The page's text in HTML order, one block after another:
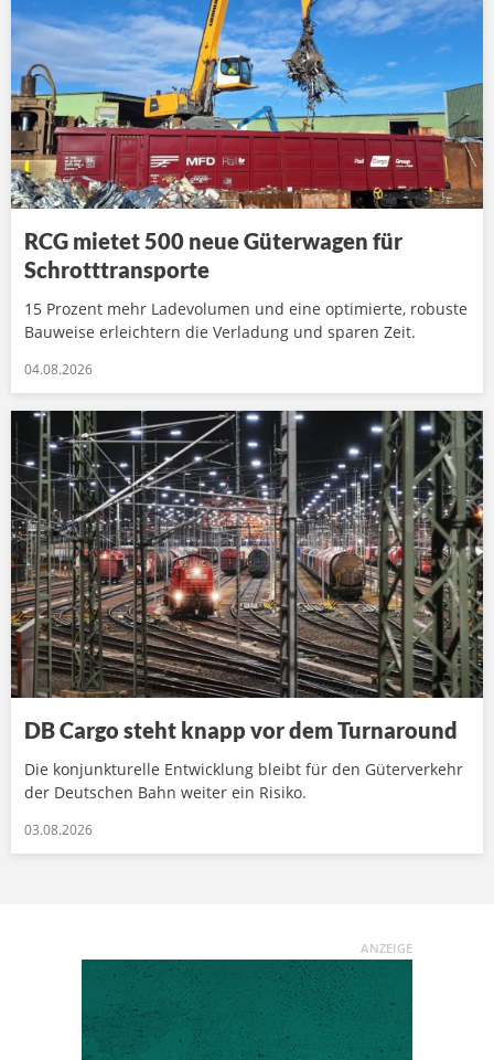
RCG mietet 500 neue Güterwagen für
Schrotttransporte
15 Prozent mehr Ladevolumen und eine optimierte, robuste
Bauweise erleichtern die Verladung und sparen Zeit.
04.08.2026
DB Cargo steht knapp vor dem Turnaround
Die konjunkturelle Entwicklung bleibt für den Güterverkehr
der Deutschen Bahn weiter ein Risiko.
03.08.2026
ANZEIGE